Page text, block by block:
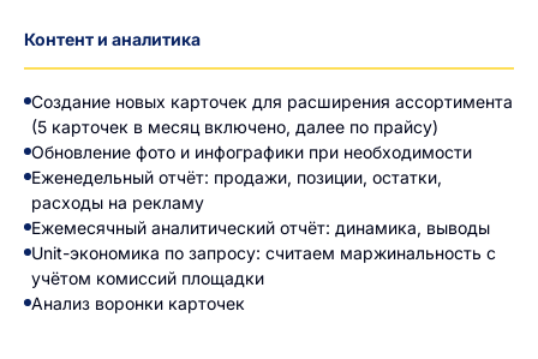
Контент и аналитика
Создание новых карточек для расширения ассортимента
(5 карточек в месяц включено, далее по прайсу)
Обновление фото и инфографики при необходимости
Еженедельный отчёт: продажи, позиции, остатки,
расходы на рекламу
Ежемесячный аналитический отчёт: динамика, выводы
Unit-экономика по запросу: считаем маржинальность с
учётом комиссий площадки
Анализ воронки карточек